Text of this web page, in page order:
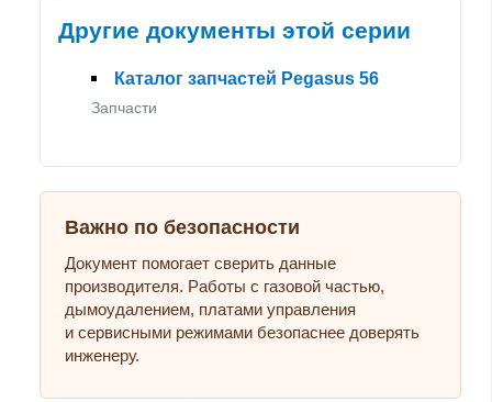
Другие документы этой серии
Каталог запчастей Pegasus 56
Запчасти
Важно по безопасности
Документ помогает сверить данные
производителя. Работы с газовой частью,
дымоудалением, платами управления
и сервисными режимами безопаснее доверять
инженеру.